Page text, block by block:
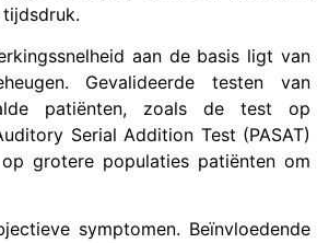
aan de basis ligt van
Gevalideerde testen van
patiënten, zoals de test op
Serial Addition Test (PASAT)
grotere populaties patiënten om
symptomen. Beïnvloedende